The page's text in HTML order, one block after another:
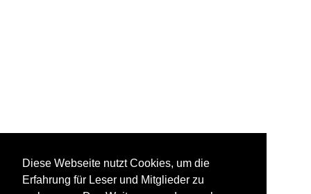
Diese Webseite nutzt Cookies, um die
Erfahrung für Leser und Mitglieder zu